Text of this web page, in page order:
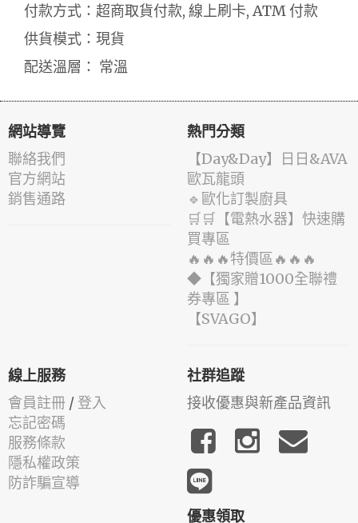
付款方式：超商取貨付款, 線上刷卡, ATM 付款
供貨模式：現貨
配送溫層： 常溫
網站導覽
聯絡我們
官方網站
銷售通路
熱門分類
️【Day&Day】️日日&AVA
歐瓦龍頭
🔹歐化訂製廚具
🛒🛒【電熱水器】快速購
買專區
🔥🔥🔥特價區🔥🔥🔥
◆【獨家贈1000全聯禮
券專區 】
️【SVAGO】️
線上服務
會員註冊 / 登入
忘記密碼
服務條款
隱私權政策
防詐騙宣導
社群追蹤
接收優惠與新產品資訊
優惠領取